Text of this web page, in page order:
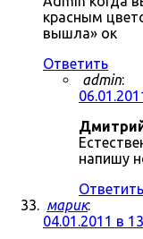
красным
вышла» ок
Ответить
admin:
напишу
Ответить
марик:
04.01.2011 в